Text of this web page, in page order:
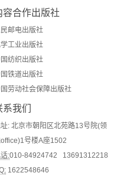
容合作出版社
邮电出版社
工业出版社
纺织出版社
铁道出版社
劳动社会保障出版社
系我们
: 北京市朝阳区北苑路13号院(领
号楼A座1502
:010-84924742 13691312218
1622548646